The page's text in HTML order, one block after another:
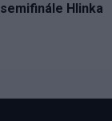
Hlinka